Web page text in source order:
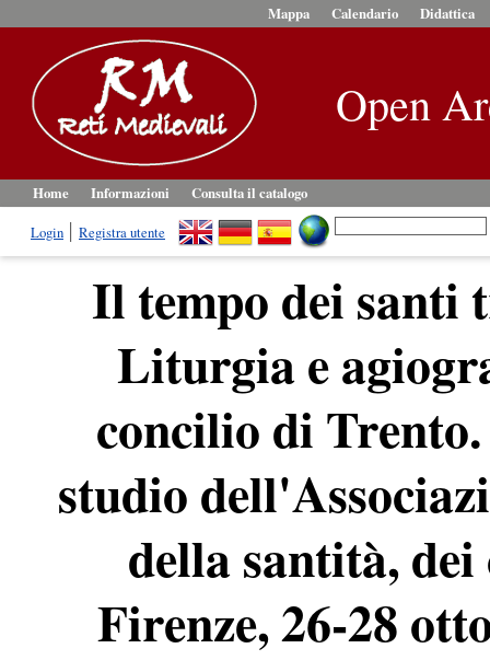
Mappa Calendario Didattica
Open
Home Informazioni
Consulta il catalogo
Login
Registra utente
Il tempo dei santi
Liturgia e
concilio di
studio
della santità,
Firenze, 26-28